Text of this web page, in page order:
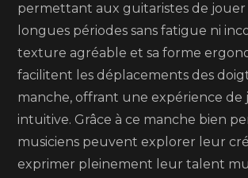
permettant aux guitaristes de
longues périodes sans fatigue ni
texture agréable et sa forme
facilitent les déplacements des
manche, offrant une expérience de
intuitive. Grâce à ce manche bien
musiciens peuvent explorer leur
exprimer pleinement leur talent